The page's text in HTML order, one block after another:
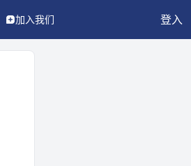
加入我们 登入